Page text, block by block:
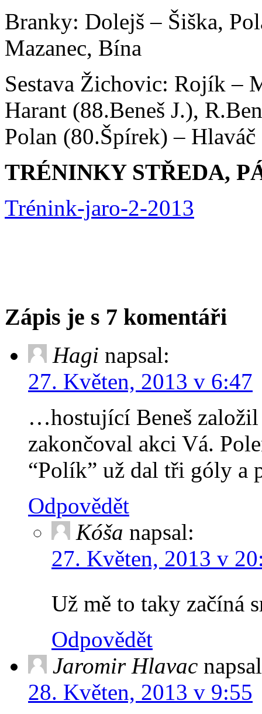
Branky: Dolejš – Šiška,
Mazanec, Bína
Sestava Žichovic: Rojík –
Harant (88.Beneš J.),
Polan (80.Špírek) – Hlaváč
TRÉNINKY STŘEDA,
Trénink-jaro-2-2013
Zápis je s 7 komentáři
Hagi napsal:
27. Květen, 2013 v 6:47
…hostující Beneš
zakončoval akci Vá.
“Polík” už dal tři góly a
Odpovědět
Kóša napsal:
27. Květen, 2013 v
Už mě to taky začíná
Odpovědět
Jaromir Hlavac
28. Květen, 2013 v 9:55